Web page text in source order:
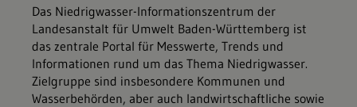
Das Niedrigwasser-Informationszentrum der
Landesanstalt für Umwelt Baden-Württemberg ist
das zentrale Portal für Messwerte, Trends und
Informationen rund um das Thema Niedrigwasser.
Zielgruppe sind insbesondere Kommunen und
Wasserbehörden, aber auch landwirtschaftliche sowie